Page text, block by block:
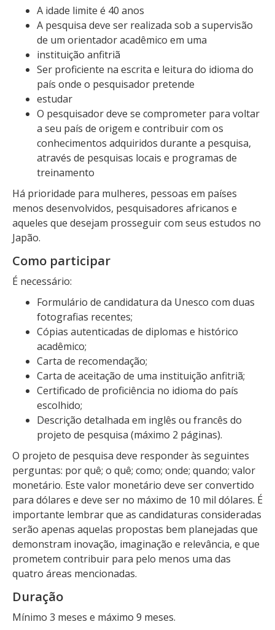
A idade limite é 40 anos
A pesquisa deve ser realizada sob a supervisão
de um orientador acadêmico em uma
instituição anfitriã
Ser proficiente na escrita e leitura do idioma do
país onde o pesquisador pretende
estudar
O pesquisador deve se comprometer para voltar
a seu país de origem e contribuir com os
conhecimentos adquiridos durante a pesquisa,
através de pesquisas locais e programas de
treinamento
Há prioridade para mulheres, pessoas em países
menos desenvolvidos, pesquisadores africanos e
aqueles que desejam prosseguir com seus estudos no
Japão.
Como participar
É necessário:
Formulário de candidatura da Unesco com duas
fotografias recentes;
Cópias autenticadas de diplomas e histórico
acadêmico;
Carta de recomendação;
Carta de aceitação de uma instituição anfitriã;
Certificado de proficiência no idioma do país
escolhido;
Descrição detalhada em inglês ou francês do
projeto de pesquisa (máximo 2 páginas).
O projeto de pesquisa deve responder às seguintes
perguntas: por quê; o quê; como; onde; quando; valor
monetário. Este valor monetário deve ser convertido
para dólares e deve ser no máximo de 10 mil dólares. É
importante lembrar que as candidaturas consideradas
serão apenas aquelas propostas bem planejadas que
demonstram inovação, imaginação e relevância, e que
prometem contribuir para pelo menos uma das
quatro áreas mencionadas.
Duração
Mínimo 3 meses e máximo 9 meses.